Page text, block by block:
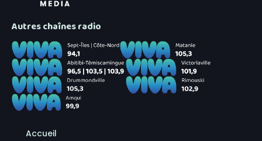
Autres chaînes radio
Accueil